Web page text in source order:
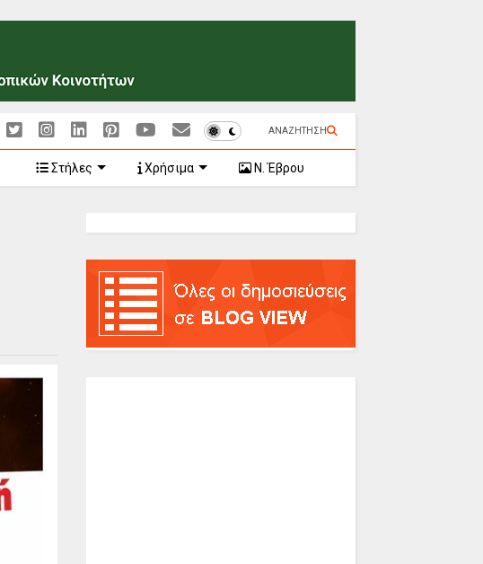
ΑΝΑΖΗΤΗΣΗ
Στήλες Χρήσιμα Ν. Έβρου